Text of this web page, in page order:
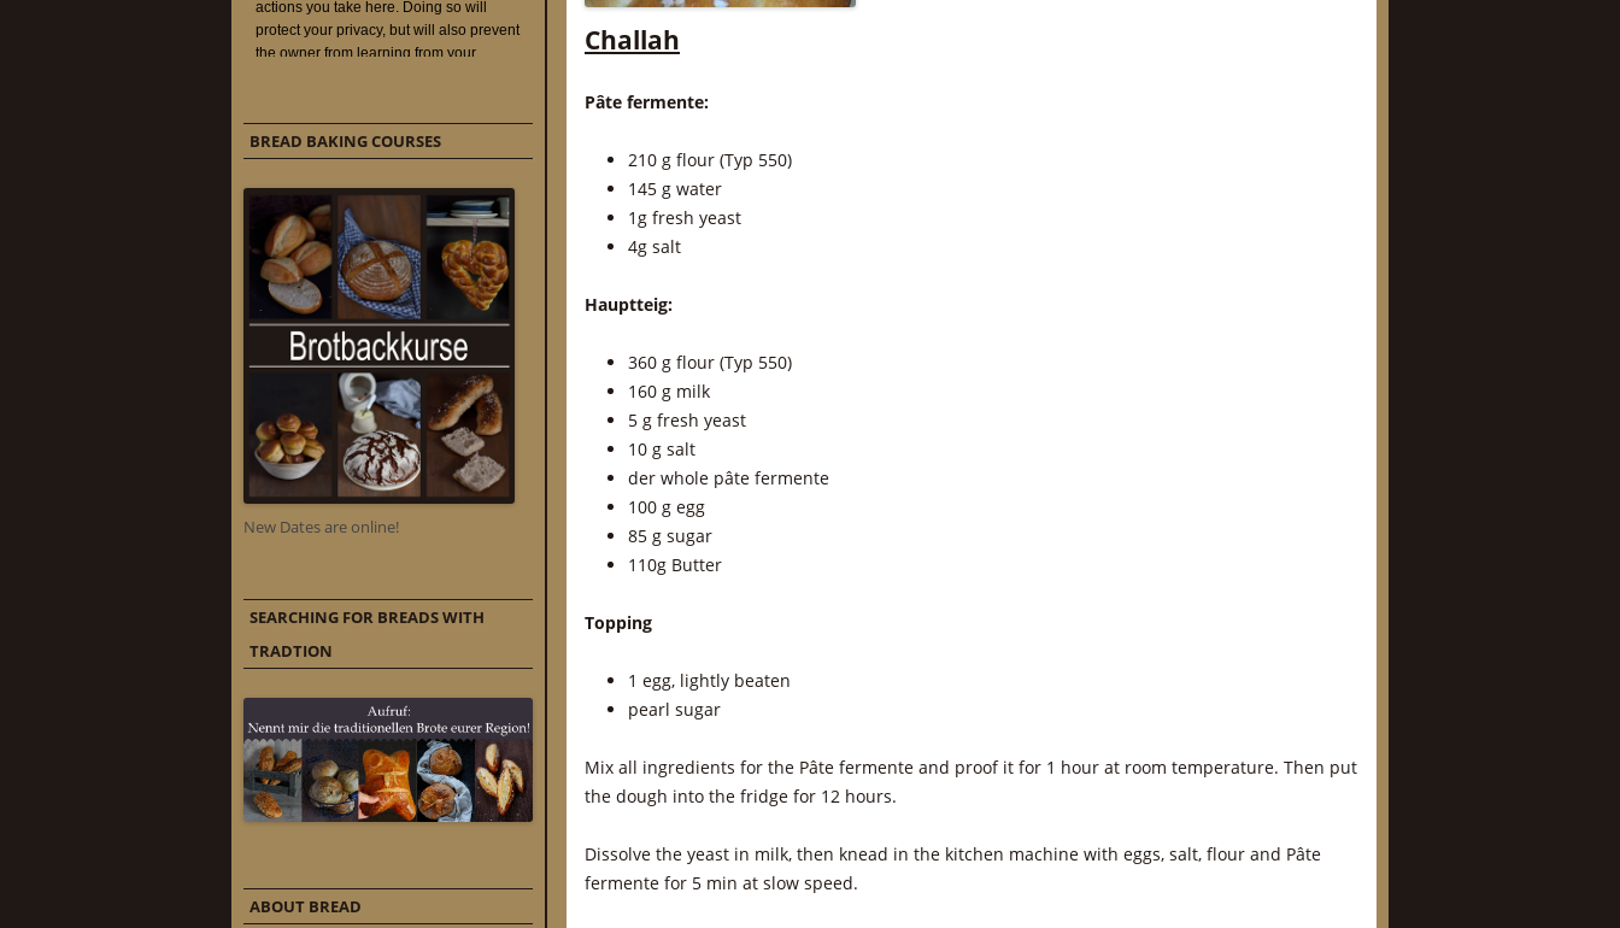
Challah
Pâte fermente:
210 g flour (Typ 550)
145 g water
1g fresh yeast
4g salt
Hauptteig:
360 g flour (Typ 550)
160 g milk
5 g fresh yeast
10 g salt
der whole pâte fermente
100 g egg
85 g sugar
110g Butter
Topping
1 egg, lightly beaten
pearl sugar
Mix all ingredients for the Pâte fermente and proof it for 1 hour at room temperature. Then put
the dough into the fridge for 12 hours.
Dissolve the yeast in milk, then knead in the kitchen machine with eggs, salt, flour and Pâte
fermente for 5 min at slow speed.
BREAD BAKING COURSES
New Dates are online!
SEARCHING FOR BREADS WITH
TRADTION
ABOUT BREAD